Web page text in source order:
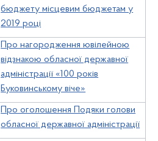
бюджету місцевим бюджетам у
2019 році
Про нагородження ювілейною
відзнакою обласної державної
адміністрації «100 років
Буковинському віче»
Про оголошення Подяки голови
обласної державної адміністрації